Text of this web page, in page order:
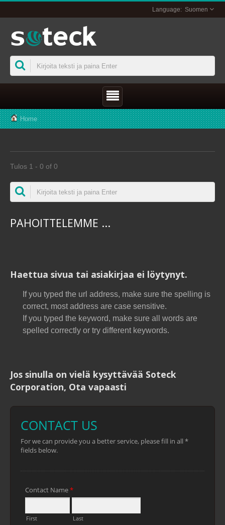
Suomen
Home
Tulos 1 - 0 of 0
PAHOITTELEMME ...
Haettua sivua tai asiakirjaa ei löytynyt.
If you typed the url address, make sure the spelling is
correct, most address are case sensitive.
If you typed the keyword, make sure all words are
spelled correctly or try different keywords.
Jos sinulla on vielä kysyttävää Soteck
Corporation, Ota vapaasti